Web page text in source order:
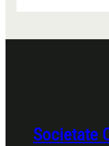
Societate